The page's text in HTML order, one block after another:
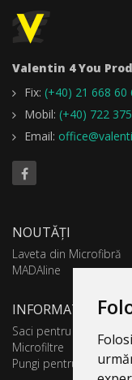
Valentin 4 You
Fix: (+40) 21 668 60
Mobil: (+40) 722
Email:
NOUTĂȚI
Laveta din Microfibră
MADAline
INFORMATII
Saci pentru aspirator
Microfiltre
Pungi pentru colectare